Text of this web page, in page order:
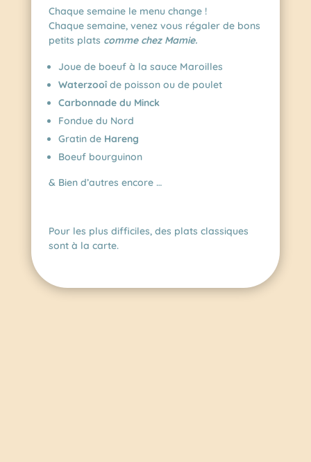
Chaque semaine le menu change !
Chaque semaine, venez vous régaler de bons
petits plats comme chez Mamie.
Joue de boeuf à la sauce Maroilles
Waterzooîde poisson ou de poulet
Carbonnade du Minck
Fondue du Nord
Gratin de Hareng
Boeuf bourguinon
& Bien d’autres encore …
Pour les plus difficiles, des plats classiques
sont à la carte.